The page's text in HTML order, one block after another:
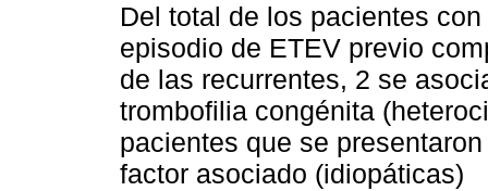
Del total de los pacientes
episodio de ETEV previo
de las recurrentes, 2 se
trombofilia congénita
pacientes que se
factor asociado (idiopáticas)